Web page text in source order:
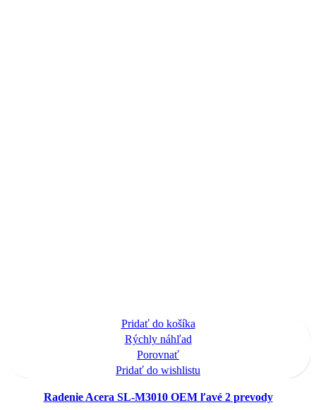
Pridať do košíka
Rýchly náhľad
Porovnať
Pridať do wishlistu
Radenie Acera SL-M3010 OEM ľavé 2 prevody